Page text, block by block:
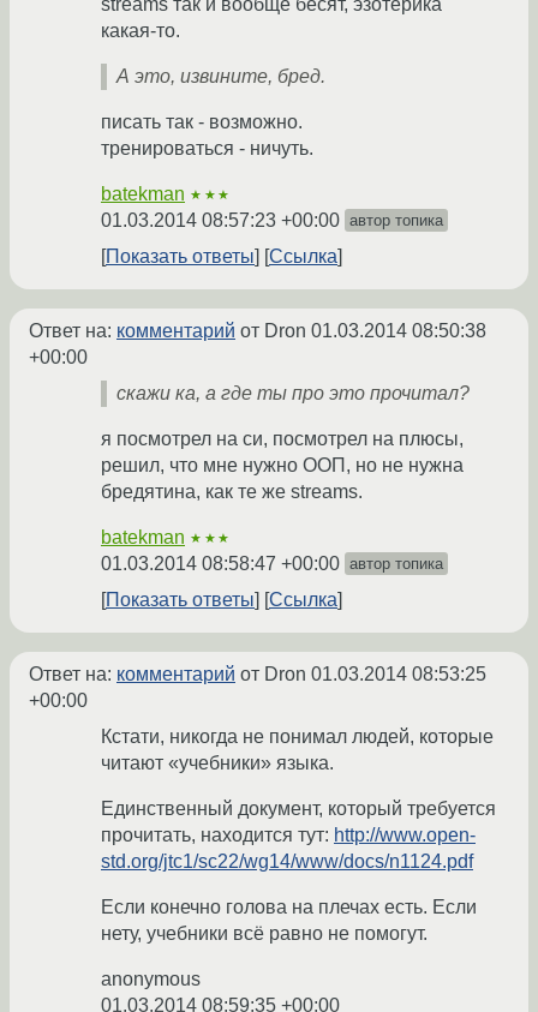
streams так и вообще бесят, эзотерика
какая-то.
А это, извините, бред.
писать так - возможно.
тренироваться - ничуть.
batekman ★★★
01.03.2014 08:57:23 +00:00 автор топика
Показать ответы Ссылка
Ответ на: комментарий от Dron 01.03.2014 08:50:38
+00:00
скажи ка, а где ты про это прочитал?
я посмотрел на си, посмотрел на плюсы,
решил, что мне нужно ООП, но не нужна
бредятина, как те же streams.
batekman ★★★
01.03.2014 08:58:47 +00:00 автор топика
Показать ответы Ссылка
Ответ на: комментарий от Dron 01.03.2014 08:53:25
+00:00
Кстати, никогда не понимал людей, которые
читают «учебники» языка.
Единственный документ, который требуется
прочитать, находится тут: http://www.open-
std.org/jtc1/sc22/wg14/www/docs/n1124.pdf
Если конечно голова на плечах есть. Если
нету, учебники всё равно не помогут.
anonymous
01.03.2014 08:59:35 +00:00